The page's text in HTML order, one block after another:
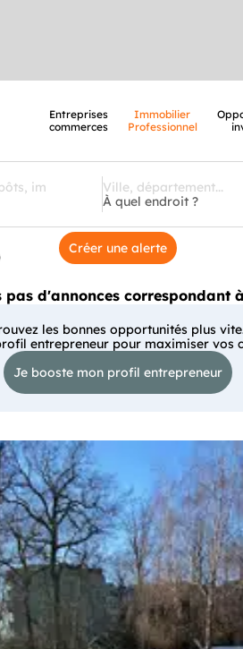
Entreprises
commerces
Immobilier
Professionnel
À quel endroit ?
Créer une alerte
pas d'annonces correspondant
les bonnes opportunités plus
entrepreneur pour maximiser vos
Je booste mon profil entrepreneur